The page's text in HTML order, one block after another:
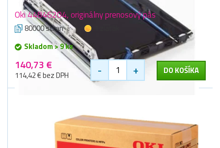
Oki 44846204, originálny prenosový pás
80000 stran
Skladom > 9 ks
140,73 €
114,42 € bez DPH - + DO KOŠÍKA